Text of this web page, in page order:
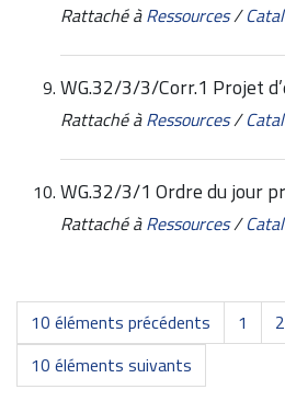
Rattaché à Ressources/
WG.32/3/3/Corr.1 Projet
Rattaché à Ressources/
WG.32/3/1 Ordre du jour
Rattaché à Ressources/
10 éléments précédents 1 2
10 éléments suivants